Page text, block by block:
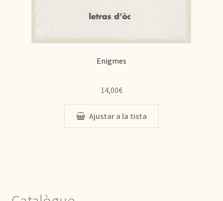
Enigmes
14,00€
Ajustar a la tista